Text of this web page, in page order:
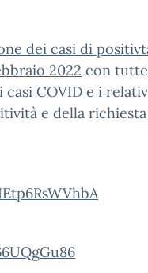
dei casi di
2022 con
COVID e i
e della